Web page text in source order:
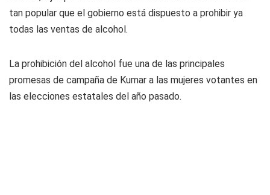
tan popular que el gobierno está dispuesto a prohibir ya
todas las ventas de alcohol.
La prohibición del alcohol fue una de las principales
promesas de campaña de Kumar a las mujeres votantes en
las elecciones estatales del año pasado.